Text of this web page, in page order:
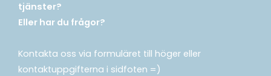
tjänster?
Eller har du frågor?
Kontakta oss via formuläret till höger eller
kontaktuppgifterna i sidfoten =)